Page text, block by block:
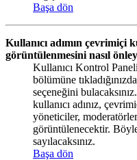
Başa dön
Kullanıcı adımın çevrimiçi
görüntülenmesini nasıl
Kullanıcı Kontrol
bölümüne
seçeneğini
kullanıcı adınız,
yöneticiler,
görüntülenecektir.
sayılacaksınız.
Başa dön